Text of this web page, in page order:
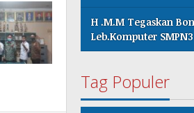
H .M.M Tegaskan
Leb.Komputer
Tag Populer